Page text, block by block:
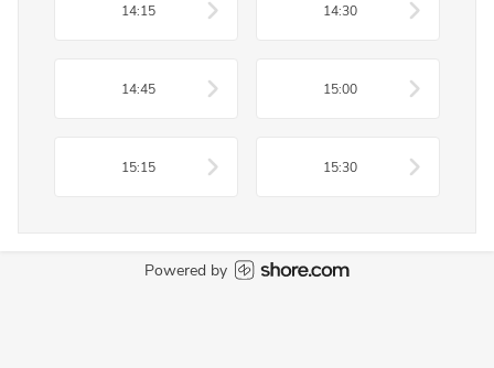
14:15 14:30
14:45 15:00
15:15 15:30
Powered by